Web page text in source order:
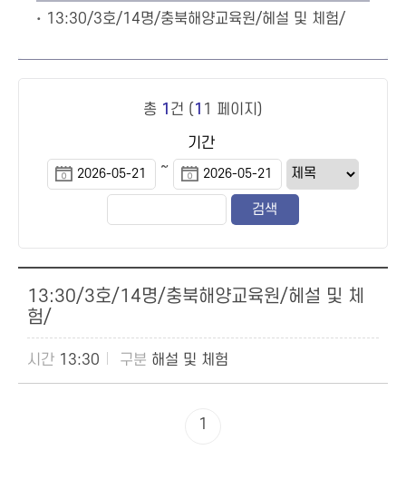
13:30/3호/14명/충북해양교육원/헤설 및 체험/
총 1 건 ( 1 1 페이지)
기간
~
13:30/3호/14명/충북해양교육원/헤설 및 체
험/
13:30 해설 및 체험
1